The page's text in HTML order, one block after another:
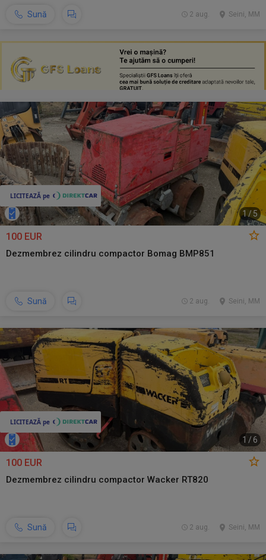
Sună Seini, MM
2 aug.
1 / 5
100 EUR
Dezmembrez cilindru compactor Bomag BMP851
Sună Seini, MM
2 aug.
1 /6
100 EUR
Dezmembrez cilindru compactor Wacker RT820
Sună Seini, MM
2 aug.